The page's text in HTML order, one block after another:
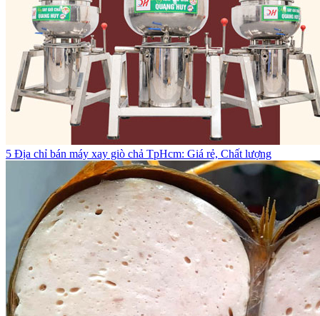
5 Địa chỉ bán máy xay giò chả TpHcm: Giá rẻ, Chất lượng